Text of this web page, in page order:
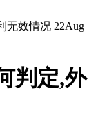
22Aug
判定,外